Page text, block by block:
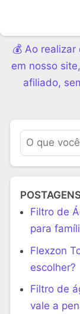
💰 Ao
em nosso
afiliado,
Filtro de
para
Flexzon
escolher?
Filtro de
vale a